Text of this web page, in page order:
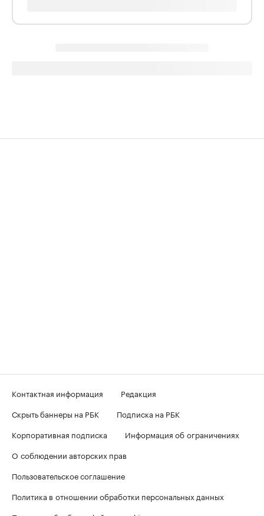
Контактная информация
Редакция
Скрыть баннеры на РБК
Подписка на РБК
Корпоративная подписка
Информация об ограничениях
О соблюдении авторских прав
Пользовательское соглашение
Политика в отношении обработки персональных данных